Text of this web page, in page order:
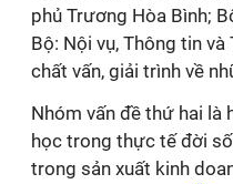
phủ Trương Hòa Bình;
Bộ: Nội vụ, Thông tin
chất vấn, giải trình về
Nhóm vấn đề thứ hai là
học trong thực tế đời
trong sản xuất kinh